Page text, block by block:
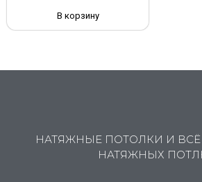
В корзину
НАТЯЖНЫЕ ПОТОЛКИ И
НАТЯЖНЫХ